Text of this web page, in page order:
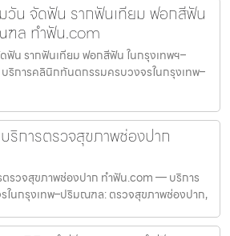
วัน จัดฟัน รากฟันเทียม ฟอกสีฟัน
ฑล ทำฟัน.com
น รากฟันเทียม ฟอกสีฟัน ในกรุงเทพฯ–
การคลินิกทันตกรรมครบวงจรในกรุงเทพ–
การตรวจสุขภาพช่องปาก
รวจสุขภาพช่องปาก ทำฟัน.com — บริการ
นกรุงเทพ–ปริมณฑล: ตรวจสุขภาพช่องปาก,